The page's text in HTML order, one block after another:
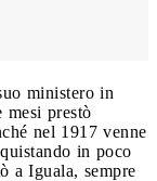
ministero in
prestò
nel 1917 venne
in poco
a Iguala, sempre